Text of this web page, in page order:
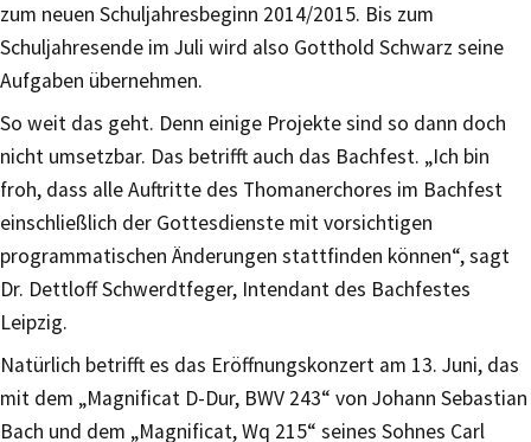
zum neuen Schuljahresbeginn 2014/2015. Bis zum
Schuljahresende im Juli wird also Gotthold Schwarz seine
Aufgaben übernehmen.
So weit das geht. Denn einige Projekte sind so dann doch
nicht umsetzbar. Das betrifft auch das Bachfest. „Ich bin
froh, dass alle Auftritte des Thomanerchores im Bachfest
einschließlich der Gottesdienste mit vorsichtigen
programmatischen Änderungen stattfinden können“, sagt
Dr. Dettloff Schwerdtfeger, Intendant des Bachfestes
Leipzig.
Natürlich betrifft es das Eröffnungskonzert am 13. Juni, das
mit dem „Magnificat D-Dur, BWV 243“ von Johann Sebastian
Bach und dem „Magnificat, Wq 215“ seines Sohnes Carl